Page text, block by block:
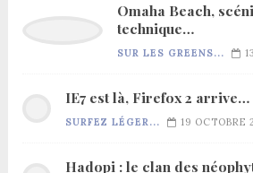
Omaha Beach,
technique…
SUR LES GREENS...
IE7 est là, Firefox 2 arrive…
SURFEZ LÉGER... 19 OCTOBRE
Hadopi : le clan des